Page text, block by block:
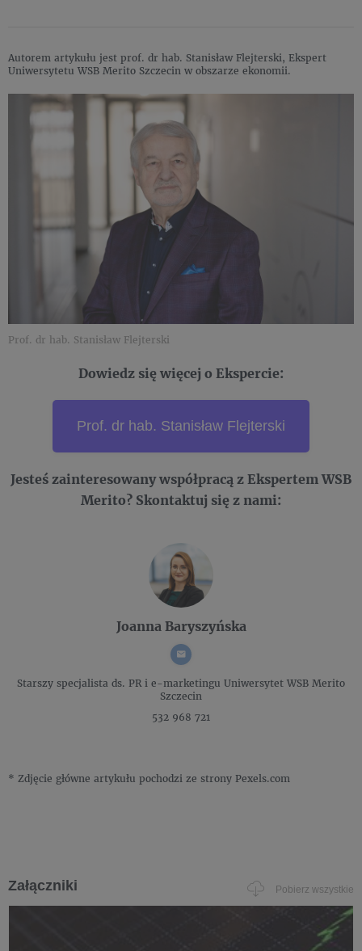
Autorem artykułu jest prof. dr hab. Stanisław Flejterski, Ekspert
Uniwersytetu WSB Merito Szczecin w obszarze ekonomii.
Prof. dr hab. Stanisław Flejterski
Dowiedz się więcej o Ekspercie:
Prof. dr hab. Stanisław Flejterski
Jesteś zainteresowany współpracą z Ekspertem WSB
Merito? Skontaktuj się z nami:
Joanna Baryszyńska
Starszy specjalista ds. PR i e-marketingu Uniwersytet WSB Merito
Szczecin
532 968 721
* Zdjęcie główne artykułu pochodzi ze strony Pexels.com
Załączniki Pobierz wszystkie